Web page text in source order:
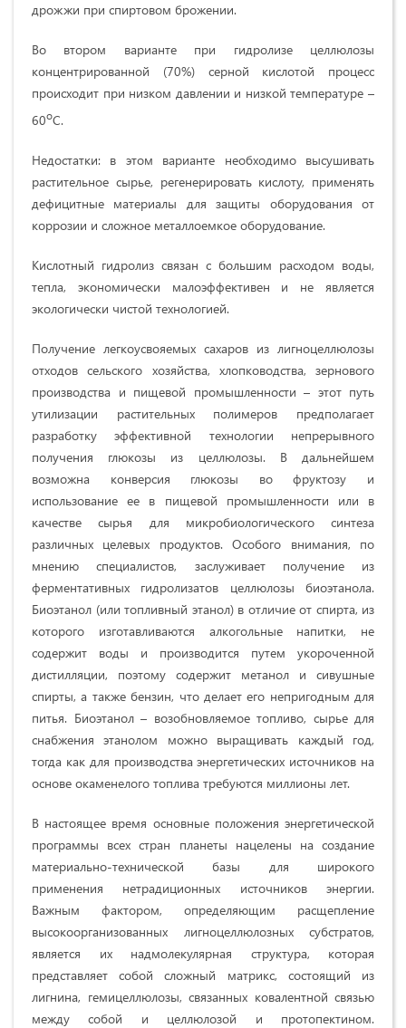
дрожжи при спиртовом брожении.
Во втором варианте при гидролизе целлюлозы
концентрированной (70%) серной кислотой процесс
происходит при низком давлении и низкой температуре –
60оС.
Недостатки: в этом варианте необходимо высушивать
растительное сырье, регенерировать кислоту, применять
дефицитные материалы для защиты оборудования от
коррозии и сложное металлоемкое оборудование.
Кислотный гидролиз связан с большим расходом воды,
тепла, экономически малоэффективен и не является
экологически чистой технологией.
Получение легкоусвояемых сахаров из лигноцеллюлозы
отходов сельского хозяйства, хлопководства, зернового
производства и пищевой промышленности – этот путь
утилизации растительных полимеров предполагает
разработку эффективной технологии непрерывного
получения глюкозы из целлюлозы. В дальнейшем
возможна конверсия глюкозы во фруктозу и
использование ее в пищевой промышленности или в
качестве сырья для микробиологического синтеза
различных целевых продуктов. Особого внимания, по
мнению специалистов, заслуживает получение из
ферментативных гидролизатов целлюлозы биоэтанола.
Биоэтанол (или топливный этанол) в отличие от спирта, из
которого изготавливаются алкогольные напитки, не
содержит воды и производится путем укороченной
дистилляции, поэтому содержит метанол и сивушные
спирты, а также бензин, что делает его непригодным для
питья. Биоэтанол – возобновляемое топливо, сырье для
снабжения этанолом можно выращивать каждый год,
тогда как для производства энергетических источников на
основе окаменелого топлива требуются миллионы лет.
В настоящее время основные положения энергетической
программы всех стран планеты нацелены на создание
материально-технической базы для широкого
применения нетрадиционных источников энергии.
Важным фактором, определяющим расщепление
высокоорганизованных лигноцеллюлозных субстратов,
является их надмолекулярная структура, которая
представляет собой сложный матрикс, состоящий из
лигнина, гемицеллюлозы, связанных ковалентной связью
между собой и целлюлозой и протопектином.